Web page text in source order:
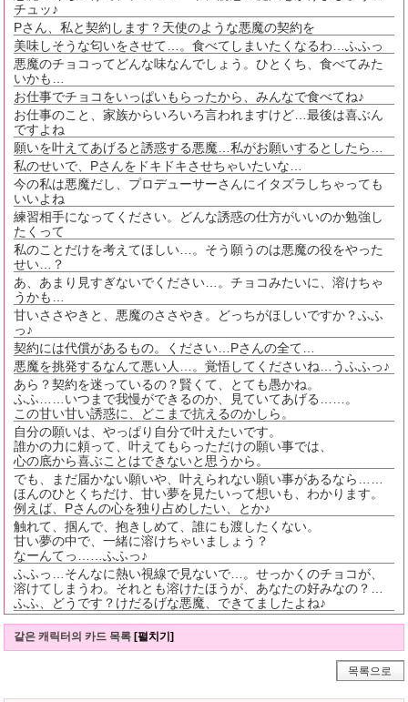
チュッ♪
Pさん、私と契約します？天使のような悪魔の契約を
美味しそうな匂いをさせて…。食べてしまいたくなるわ…ふふっ
悪魔のチョコってどんな味なんでしょう。ひとくち、食べてみた
いかも…
お仕事でチョコをいっぱいもらったから、みんなで食べてね♪
お仕事のこと、家族からいろいろ言われますけど…最後は喜ぶん
ですよね
願いを叶えてあげると誘惑する悪魔…私がお願いするとしたら…
私のせいで、Pさんをドキドキさせちゃいたいな…
今の私は悪魔だし、プロデューサーさんにイタズラしちゃっても
いいよね
練習相手になってください。どんな誘惑の仕方がいいのか勉強し
たくって
私のことだけを考えてほしい…。そう願うのは悪魔の役をやった
せい…？
あ、あまり見すぎないでください…。チョコみたいに、溶けちゃ
うかも…
甘いささやきと、悪魔のささやき。どっちがほしいですか？ふふ
っ♪
契約には代償があるもの。ください…Pさんの全て…
悪魔を挑発するなんて悪い人…。覚悟してくださいね…うふふっ♪
あら？契約を迷っているの？賢くて、とても愚かね。
ふふ……いつまで我慢ができるのか、見ていてあげる……。
この甘い甘い誘惑に、どこまで抗えるのかしら。
自分の願いは、やっぱり自分で叶えたいです。
誰かの力に頼って、叶えてもらっただけの願い事では、
心の底から喜ぶことはできないと思うから。
でも、まだ届かない願いや、叶えられない願い事があるなら……
ほんのひとくちだけ、甘い夢を見たいって想いも、わかります。
例えば、Pさんの心を独り占めしたい、とか♪
触れて、掴んで、抱きしめて、誰にも渡したくない。
甘い夢の中で、一緒に溶けちゃいましょう？
なーんてっ……ふふっ♪
ふふっ…そんなに熱い視線で見ないで…。せっかくのチョコが、
溶けてしまうわ。それとも溶けたほうが、あなたの好みなの？…
ふふ、どうです？けだるげな悪魔、できてましたよね♪
같은 캐릭터의 카드 목록 [펼치기]
목록으로